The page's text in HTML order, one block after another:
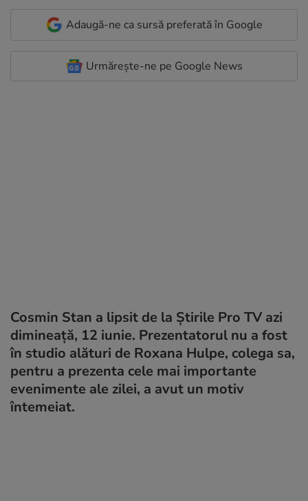
Adaugă-ne ca sursă preferată în Google
Urmărește-ne pe Google News
Cosmin Stan a lipsit de la Știrile Pro TV azi
dimineață, 12 iunie. Prezentatorul nu a fost
în studio alături de Roxana Hulpe, colega sa,
pentru a prezenta cele mai importante
evenimente ale zilei, a avut un motiv
întemeiat.